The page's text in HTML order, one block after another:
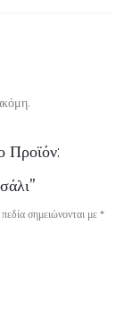
Προϊόν:
σημειώνονται με *